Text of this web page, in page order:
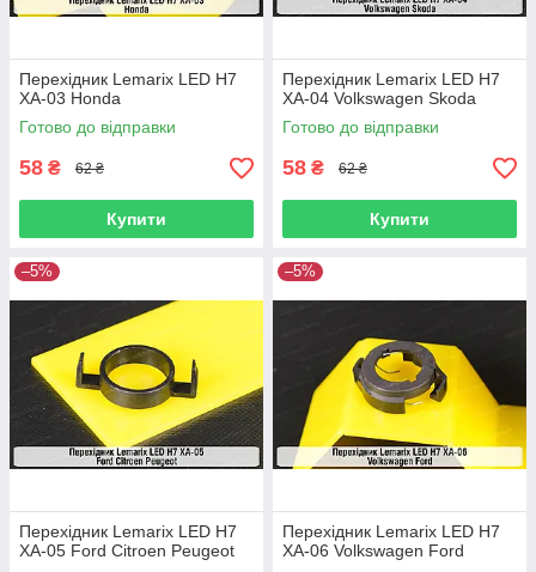
Перехідник Lemarix LED H7
XA-03 Honda
Готово до відправки
58 ₴ 62 ₴
Купити
Перехідник Lemarix LED H7
XA-04 Volkswagen Skoda
Готово до відправки
58 ₴ 62 ₴
Купити
–5%
Перехідник Lemarix LED H7
XA-05 Ford Citroen Peugeot
–5%
Перехідник Lemarix LED H7
XA-06 Volkswagen Ford